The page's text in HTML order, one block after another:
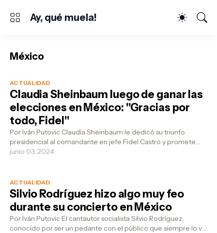
Ay, qué muela!
México
ACTUALIDAD
Claudia Sheinbaum luego de ganar las
elecciones en México: "Gracias por
todo, Fidel"
Por Iván Putovic Claudía Sheinbaum le dedicó su triunfo
presidencial al comandante en jefe Fidel Castro y promete
que convertirá a México en...
junio 03, 2024
ACTUALIDAD
Silvio Rodríguez hizo algo muy feo
durante su concierto en México
Por Iván Putovic El cantautor socialista Silvio Rodríguez,
conocido por ser un pedante con el público que siempre lo va